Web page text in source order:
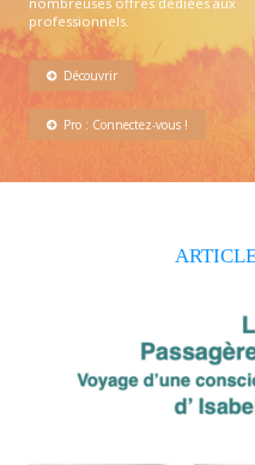
professionnels.
Découvrir
Pro : Connectez-vous !